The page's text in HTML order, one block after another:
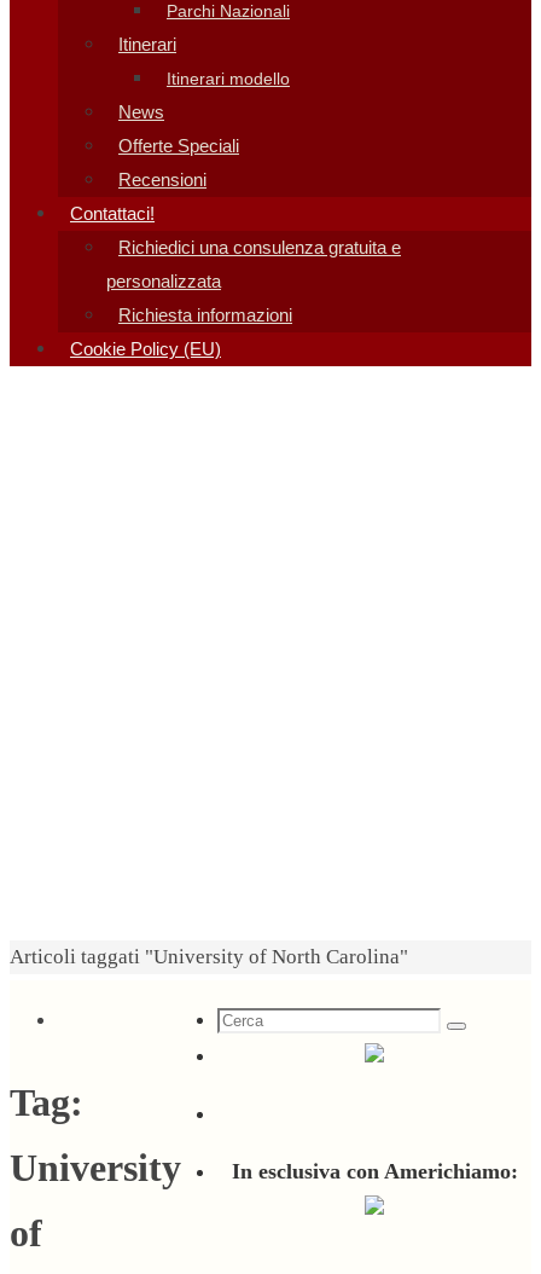
Parchi Nazionali
Itinerari
Itinerari modello
News
Offerte Speciali
Recensioni
Contattaci!
Richiedici una consulenza gratuita e
personalizzata
Richiesta informazioni
Cookie Policy (EU)
Home
Articoli taggati "University of North Carolina"
Tag:
University
of
Cerca
Cerca
In esclusiva con Americhiamo: